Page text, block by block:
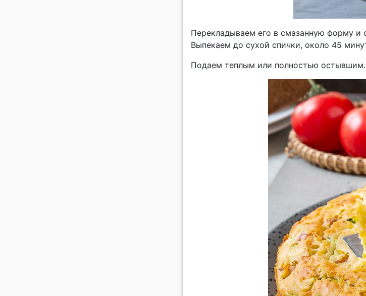
Перекладываем его в смазанную форму и
Выпекаем до сухой спички, около 45
Подаем теплым или полностью остывшим.